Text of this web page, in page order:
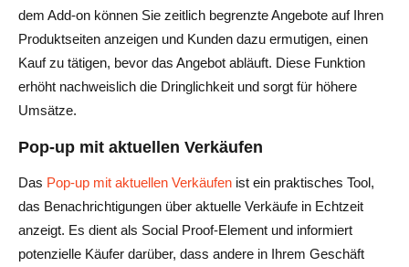
dem Add-on können Sie zeitlich begrenzte Angebote auf Ihren
Produktseiten anzeigen und Kunden dazu ermutigen, einen
Kauf zu tätigen, bevor das Angebot abläuft. Diese Funktion
erhöht nachweislich die Dringlichkeit und sorgt für höhere
Umsätze.
Pop-up mit aktuellen Verkäufen
Das Pop-up mit aktuellen Verkäufen ist ein praktisches Tool,
das Benachrichtigungen über aktuelle Verkäufe in Echtzeit
anzeigt. Es dient als Social Proof-Element und informiert
potenzielle Käufer darüber, dass andere in Ihrem Geschäft